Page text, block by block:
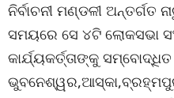
ନିର୍ବାଚନୀ ମଣ୍ଡଳୀ ଅନ୍ତର୍ଗତ
ସମୟରେ ସେ ୪ଟି ଲୋକସଭା
କାର୍ଯ୍ୟକର୍ତ୍ତାଙ୍କୁ